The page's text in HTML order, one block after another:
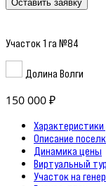
Оставить заявку
Участок 1 га №84
Долина Волги
150 000 ₽
Характеристики
Описание
Динамика цены
Виртуальный тур
Участок на